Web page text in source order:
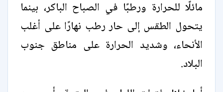
مائلًا للحرارة ورطبًا في الصباح الباكر، بينما
يتحول الطقس إلى حار رطب نهارًا على أغلب
الأنحاء، وشديد الحرارة على مناطق جنوب
البلاد.